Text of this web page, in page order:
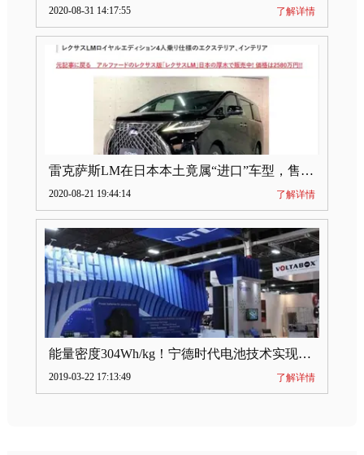
2020-08-31 14:17:55 了解详情
雷克萨斯LM在日本本土竟属“进口”车型，售价2580万日元
2020-08-21 19:44:14 了解详情
能量密度304Wh/kg！宁德时代电池技术实现突破
2019-03-22 17:13:49 了解详情